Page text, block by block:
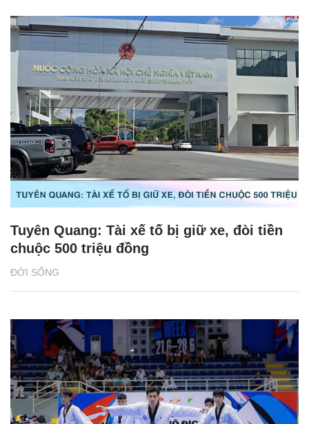
ĐỜI SỐNG
Tuyên Quang: Tài xế tố bị giữ xe, đòi tiền
chuộc 500 triệu đồng